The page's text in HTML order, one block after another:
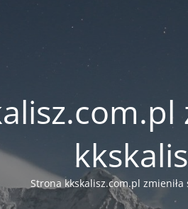
Strona kkskalisz.com.pl